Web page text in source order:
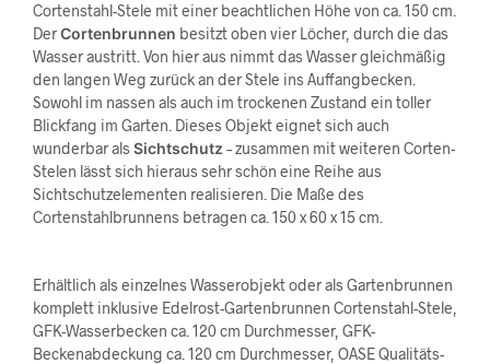
Cortenstahl-Stele mit einer beachtlichen Höhe von ca. 150 cm.
DerCortenbrunnen besitzt oben vier Löcher, durch die das
Wasser austritt. Von hier aus nimmt das Wasser gleichmäßig
den langen Weg zurück an der Stele ins Auffangbecken.
Sowohl im nassen als auch im trockenen Zustand ein toller
Blickfang im Garten. Dieses Objekt eignet sich auch
wunderbar als Sichtschutz – zusammen mit weiteren Corten-
Stelen lässt sich hieraus sehr schön eine Reihe aus
Sichtschutzelementen realisieren. Die Maße des
Cortenstahlbrunnens betragen ca. 150 x 60 x 15 cm.
Erhältlich als einzelnes Wasserobjekt oder als Gartenbrunnen
komplett inklusive Edelrost-Gartenbrunnen Cortenstahl-Stele,
GFK-Wasserbecken ca. 120 cm Durchmesser, GFK-
Beckenabdeckung ca. 120 cm Durchmesser, OASE Qualitäts-